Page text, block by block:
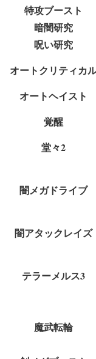
特攻ブースト
暗闇研究
呪い研究
オートクリティカ
オートヘイスト
覚醒
堂々2
闇メガドライブ
闇アタックレイズ
テラーメルス3
魔武転輪